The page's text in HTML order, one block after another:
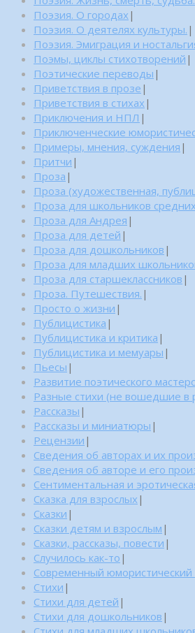
Поэзия. О городах |
Поэзия. О деятелях культуры. |
Поэзия. Эмиграция и
Поэмы, циклы стихотворений |
Поэтические переводы |
Приветствия в прозе |
Приветствия в стихах |
Приключения и НПЛ |
Приключенческие
Примеры, мнения, суждения |
Притчи |
Проза |
Проза (художественная,
Проза для школьников
Проза для Андрея |
Проза для детей |
Проза для дошкольников |
Проза для младших
Проза для старшеклассников |
Проза. Путешествия. |
Просто о жизни |
Публицистика |
Публицистика и критика |
Публицистика и мемуары |
Пьесы |
Развитие поэтического
Разные стихи (не вошедшие в
Рассказы |
Рассказы и миниатюры |
Рецензии |
Сведения об авторах и их
Сведения об авторе и его
Сентиментальная и
Сказка для взрослых |
Сказки |
Сказки детям и взрослым |
Сказки, рассказы, повести |
Случилось как-то |
Современный юмористический
Стихи |
Стихи для детей |
Стихи для дошкольников |